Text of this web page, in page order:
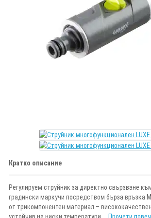
Кратко описание
Регулируем струйник за директно свързване
градински маркучи посредством бърза връзка
от трикомпонентен материал –
устойчив на ниски температури,... Прочети